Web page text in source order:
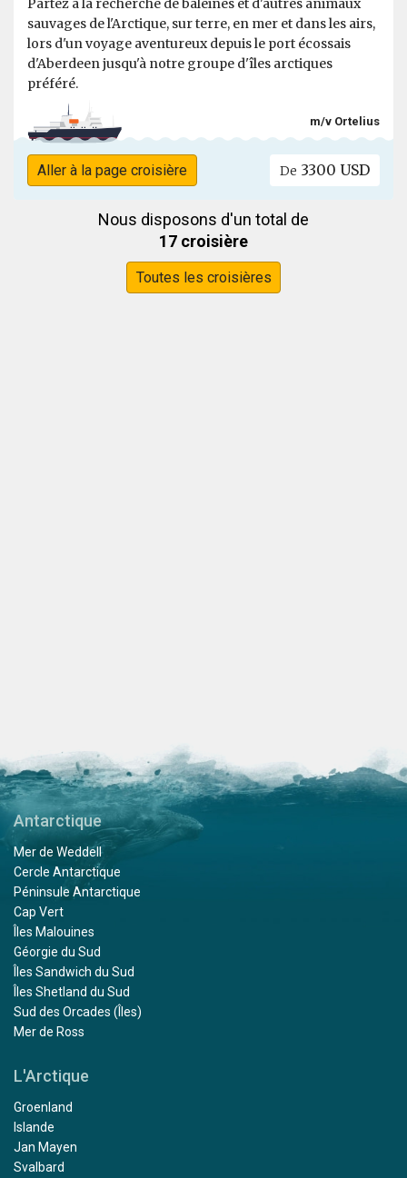
Partez à la recherche de baleines et d'autres animaux
sauvages de l'Arctique, sur terre, en mer et dans les airs,
lors d'un voyage aventureux depuis le port écossais
d'Aberdeen jusqu'à notre groupe d'îles arctiques
préféré.
m/v Ortelius
Aller à la page croisière De 3300 USD
Nous disposons d'un total de
17 croisière
Toutes les croisières
Antarctique
Mer de Weddell
Cercle Antarctique
Péninsule Antarctique
Cap Vert
Îles Malouines
Géorgie du Sud
Îles Sandwich du Sud
Îles Shetland du Sud
Sud des Orcades (Îles)
Mer de Ross
L'Arctique
Groenland
Islande
Jan Mayen
Svalbard